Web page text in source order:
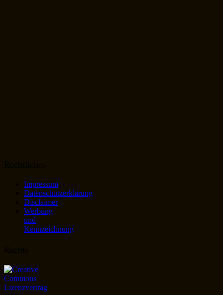
Impressum
Datenschutzerklärung
Disclaimer
Werbung
und
Kennzeichnung